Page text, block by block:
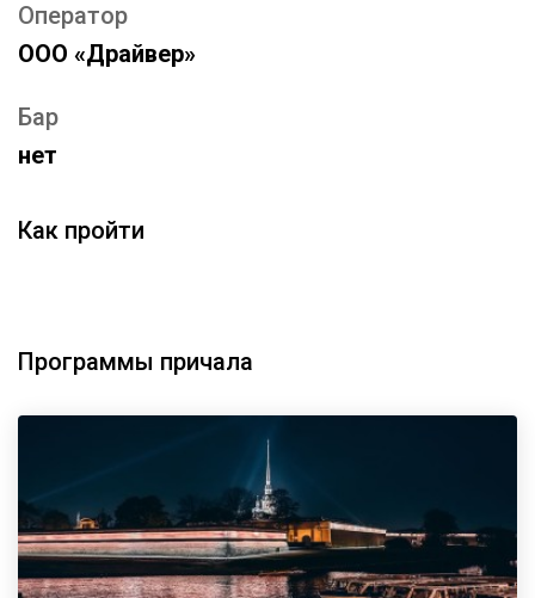
Оператор
ООО «Драйвер»
Бар
нет
Как пройти
Программы причала